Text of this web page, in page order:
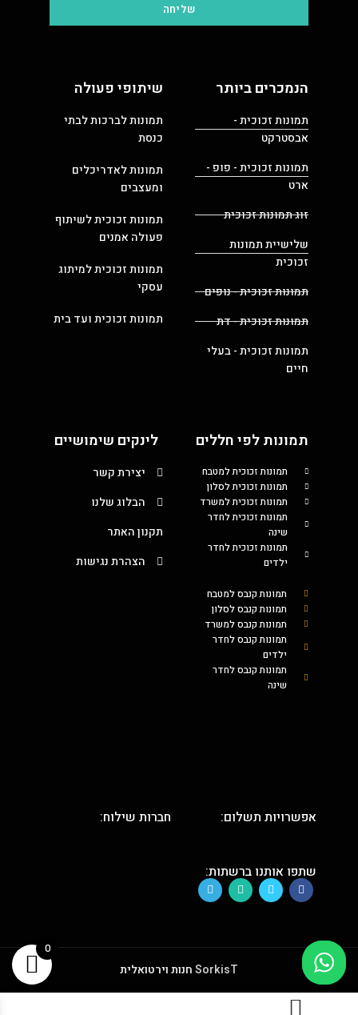
שליחה
הנמכרים ביותר
תמונות זכוכית -
אבסטרקט
תמונות זכוכית - פופ -
ארט
זוג תמונות זכוכית
שלישיית תמונות
זכוכית
תמונות זכוכית - נופים
תמונות זכוכית - דת
תמונות זכוכית - בעלי
חיים
שיתופי פעולה
תמונות לברכות לבתי
כנסת
תמונות לאדריכלים
ומעצבים
תמונות זכוכית לשיתוף
פעולה אמנים
תמונות זכוכית למיתוג
עסקי
תמונות זכוכית ועד בית
תמונות לפי חללים
תמונות זכוכית למטבח
תמונות זכוכית לסלון
תמונות זכוכית למשרד
תמונות זכוכית לחדר
שינה
תמונות זכוכית לחדר
ילדים
תמונות קנבס למטבח
תמונות קנבס לסלון
תמונות קנבס למשרד
תמונות קנבס לחדר
ילדים
תמונות קנבס לחדר
שינה
לינקים שימושיים
יצירת קשר
הבלוג שלנו
תקנון האתר
הצהרת נגישות
אפשרויות תשלום: חברות שילוח:
שתפו אותנו ברשתות:
SorkisTחנות וירטואלית
0